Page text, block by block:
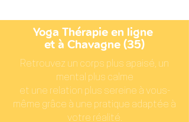
Yoga Thérapie en ligne
et à Chavagne (35)
Retrouvez un corps plus apaisé, un
mental plus calme
et une relation plus sereine à vous-
même grâce à une pratique adaptée à
votre réalité.